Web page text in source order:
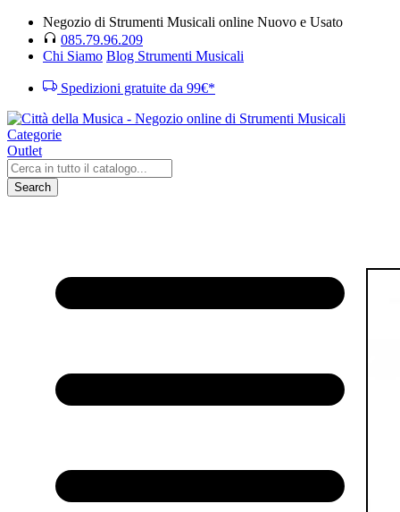
Negozio di Strumenti Musicali online Nuovo e Usato
085.79.96.209
Chi Siamo Blog Strumenti Musicali
Spedizioni gratuite da 99€*
Categorie
Outlet
Search